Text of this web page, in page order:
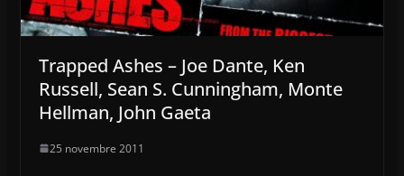
Trapped Ashes – Joe Dante, Ken
Russell, Sean S. Cunningham, Monte
Hellman, John Gaeta
25 novembre 2011